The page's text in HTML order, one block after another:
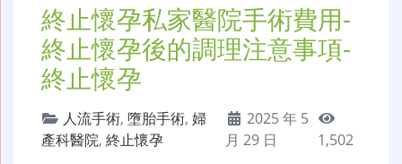
終止懷孕私家醫院手術費用-
終止懷孕後的調理注意事項-
終止懷孕
人流手術, 墮胎手術, 婦
產科醫院, 終止懷孕
2025 年 5
月 29 日
1,502